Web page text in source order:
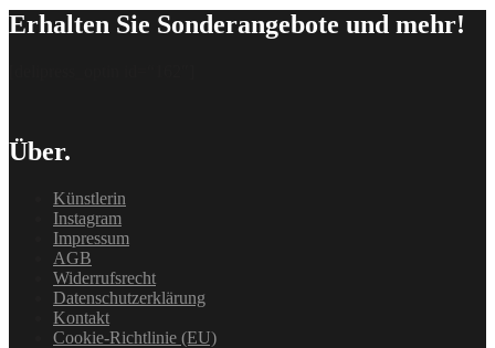
Erhalten Sie Sonderangebote und mehr!
Über.
Künstlerin
Instagram
Impressum
AGB
Widerrufsrecht
Datenschutzerklärung
Kontakt
Cookie-Richtlinie (EU)